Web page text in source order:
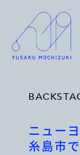
ニュー
糸島市